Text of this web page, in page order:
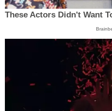
These Actors Didn't Want